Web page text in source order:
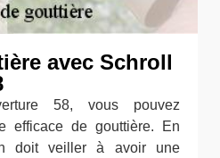
avec Schroll
58, vous pouvez
efficace de gouttière. En
doit veiller à avoir une